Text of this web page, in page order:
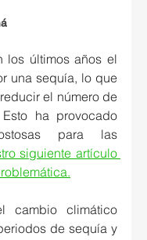
los últimos años el
una sequía, lo que
el número de
ha provocado
para las
siguiente artículo
cambio climático
de sequía y